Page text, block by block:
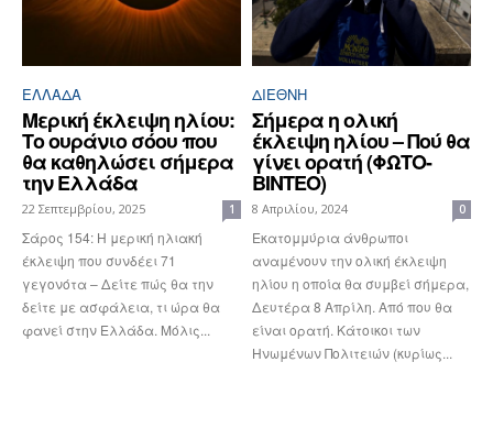
ΕΛΛΆΔΑ
Μερική έκλειψη ηλίου:
Το ουράνιο σόου που
θα καθηλώσει σήμερα
την Ελλάδα
22 Σεπτεμβρίου, 2025 1
Σάρος 154: Η μερική ηλιακή
έκλειψη που συνδέει 71
γεγονότα – Δείτε πώς θα την
δείτε με ασφάλεια, τι ώρα θα
φανεί στην Ελλάδα. Μόλις...
ΔΙΕΘΝΉ
Σήμερα η ολική
έκλειψη ηλίου – Πού θα
γίνει ορατή (ΦΩΤΟ-
ΒΙΝΤΕΟ)
8 Απριλίου, 2024 0
Εκατομμύρια άνθρωποι
αναμένουν την ολική έκλειψη
ηλίου η οποία θα συμβεί σήμερα,
Δευτέρα 8 Απρίλη. Από που θα
είναι ορατή. Κάτοικοι των
Ηνωμένων Πολιτειών (κυρίως...